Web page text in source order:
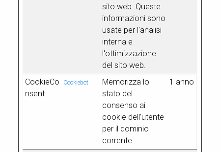
sito web. Queste
informazioni sono
usate per l'analisi
interna e
l'ottimizzazione
del sito web.
CookieCo
nsent
Cookiebot
Memorizza lo
stato del
consenso ai
cookie dell'utente
per il dominio
corrente
1 anno